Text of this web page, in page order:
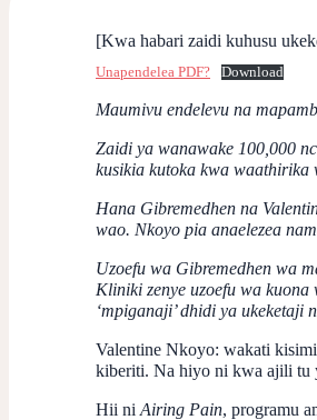
[Kwa habari zaidi kuhusu
Unapendelea PDF? Download
Maumivu endelevu na
Zaidi ya wanawake 100,000
kusikia kutoka kwa waathirika
Hana Gibremedhen na
wao. Nkoyo pia anaelezea
Uzoefu wa Gibremedhen wa
Kliniki zenye uzoefu wa
‘mpiganaji’ dhidi ya
Valentine Nkoyo: wakati
kiberiti. Na hiyo ni kwa ajili tu
Hii ni Airing Pain, programu